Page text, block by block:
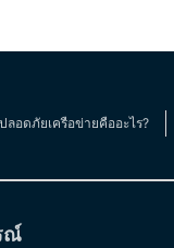
ลอดภัยเครือข่ายคืออะไร?
ณ์